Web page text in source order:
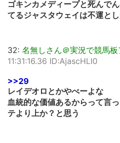
ゴキンカメディープと死んで
てるジャスタウェイは不運と
32: 名無しさん＠実況で競馬板
11:31:16.36 ID:AjascHLI0
>>29
レイデオロとかやべーよな
血統的な価値あるからって言
テより上か？と思う